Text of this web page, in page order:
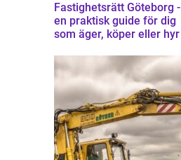
Fastighetsrätt Göteborg -
en praktisk guide för dig
som äger, köper eller hyr